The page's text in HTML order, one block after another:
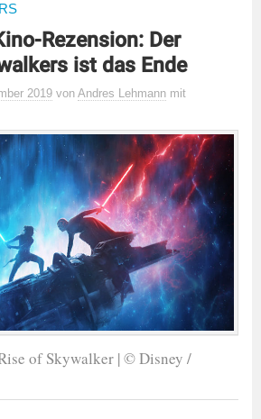
Rezension: Der
ist das Ende
2019 von Andres Lehmann mit
of Skywalker | © Disney /